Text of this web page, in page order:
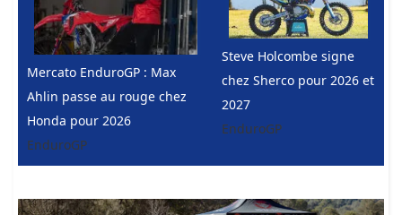
Mercato EnduroGP : Max
Ahlin passe au rouge chez
Honda pour 2026
EnduroGP
Steve Holcombe signe
chez Sherco pour 2026 et
2027
EnduroGP